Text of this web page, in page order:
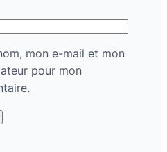
mon e-mail et mon
pour mon